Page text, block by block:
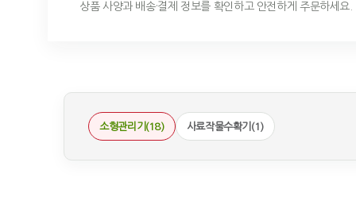
상품 사양과 배송·결제 정보를 확인하고 안전하게 주문하세요.
소형관리기(18) 사료작물수확기(1)